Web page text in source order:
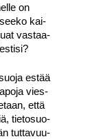
on
kai­
vas­taa­
estää
vies­
että
tie­to­suo­
tut­ta­vuu­